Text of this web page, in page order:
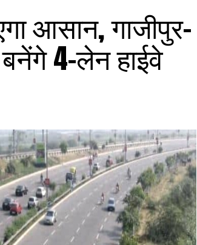
आसान, गाजीपुर-
4-लेन हाईवे